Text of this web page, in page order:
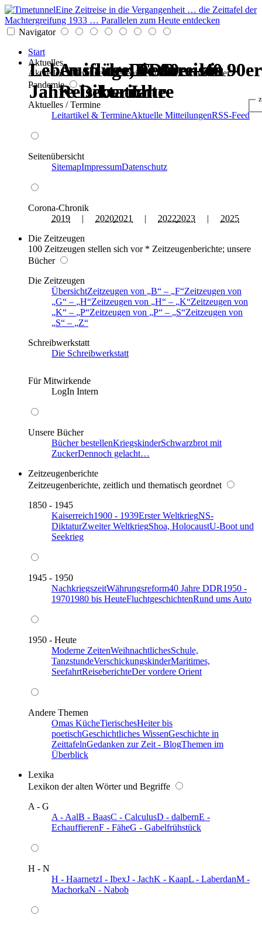
Eine Zeitreise in die Vergangenheit … die Zeittafel der
Machtergreifung 1933 … Parallelen zum Heute entdecken
Navigator
Start
Aktuelles
Aktuelles * Termine * Seitenüberblick * Chronik einer
Pandemie
Aktuelles / Termine
Leitartikel & TermineAktuelle MitteilungenRSS-Feed
Seitenübersicht
SitemapImpressumDatenschutz
Corona-Chronik
2019 | 20202021 | 20222023 | 2025
Die Zeitzeugen
100 Zeitzeugen stellen sich vor * Zeitzeugenberichte; unsere
Bücher
Die Zeitzeugen
ÜbersichtZeitzeugen von B – F Zeitzeugen von
G
– H Zeitzeugen von H – K Zeitzeugen von
K
– P Zeitzeugen von P – S Zeitzeugen von
S
–
Z
Schreibwerkstatt
Die Schreibwerkstatt
Für Mitwirkende
LogIn Intern
Unsere Bücher
Bücher bestellenKriegskinderSchwarzbrot mit
ZuckerDennoch gelacht…
Zeitzeugenberichte
Zeitzeugenberichte, zeitlich und thematisch geordnet
1850 - 1945
Kaiserreich1900 - 1939Erster WeltkriegNS-
DiktaturZweiter WeltkriegShoa, HolocaustU-Boot und
Seekrieg
1945 - 1950
NachkriegszeitWährungsreform40 Jahre DDR1950 -
19701980 bis HeuteFluchtgeschichtenRund ums Auto
1950 - Heute
Moderne ZeitenWeihnachtlichesSchule,
TanzstundeVerschickungskinderMaritimes,
SeefahrtReiseberichteDer vordere Orient
Andere Themen
Omas KücheTierischesHeiter bis
poetischGeschichtliches WissenGeschichte in
ZeittafelnGedanken zur Zeit - BlogThemen im
Überblick
Lexika
Lexikon der alten Wörter und Begriffe
A - G
A - AalB - BaasC - CalculusD - dalbernE -
EchauffierenF - FäheG - Gabelfrühstück
H - N
H - HaarnetzI - IbexJ - JachK - KaapL - LaberdanM -
MachorkaN - Nabob
Leben in der DDR — 40
Jahre Diktatur
Ausflüge, Fernreisen –
Reiseberichte
Die 80er bis 90er
Jahre
Leben in der DDR — 40
Jahre Diktatur
Ausflüge, Fernreisen –
Reiseberichte
Die 80er bis 90er
Jahre